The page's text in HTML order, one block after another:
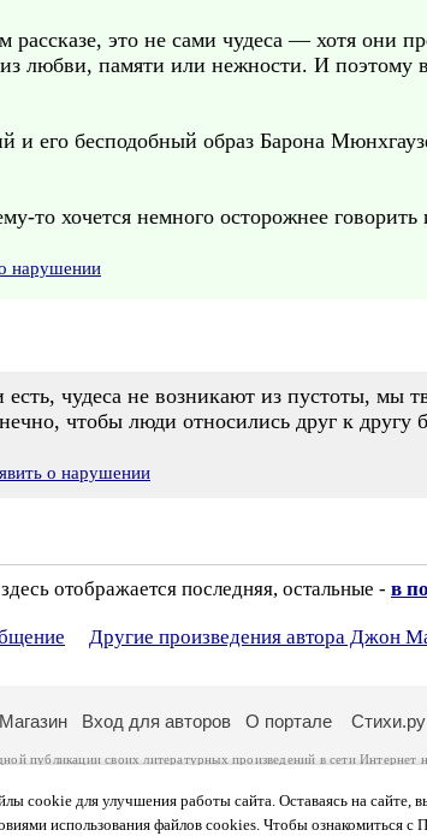
рассказе, это не сами чудеса — хотя они
любви, памяти или нежности. И поэтому
и его бесподобный образ Барона
то хочется немного осторожнее
нарушении
есть, чудеса не возникают из пустоты, мы
чтобы люди относились друг к другу
о нарушении
отображается последняя, остальные - в
Другие произведения автора Джон
cookie для улучшения работы сайта. Оставаясь на сайте,
использования файлов cookies. Чтобы ознакомиться с
Магазин Вход для авторов О портале Стихи.ру
публикации своих литературных произведений в сети Интернет
. Перепечатка произведений возможна только с согласия его
самостоятельно на основании
данных. Вы также можете посмотреть более подробную